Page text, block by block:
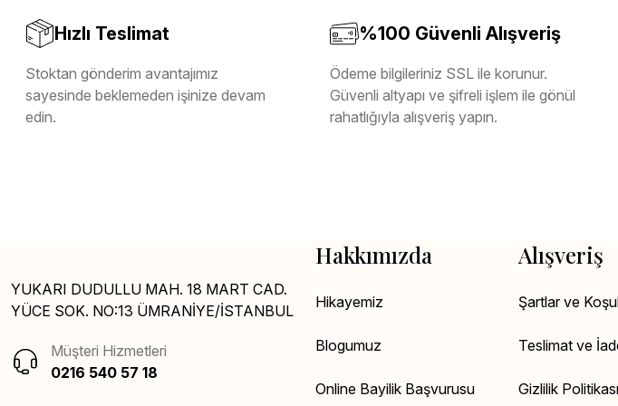
Hızlı Teslimat
Stoktan gönderim avantajımız
sayesinde beklemeden işinize devam
edin.
%100 Güvenli Alışveriş
Ödeme bilgileriniz SSL ile korunur.
Güvenli altyapı ve şifreli işlem ile gönül
rahatlığıyla alışveriş yapın.
YUKARI DUDULLU MAH. 18 MART CAD.
YÜCE SOK. NO:13 ÜMRANİYE/İSTANBUL
Müşteri Hizmetleri
0216 540 57 18
Hakkımızda
Hikayemiz
Blogumuz
Online Bayilik Başvurusu
Alışveriş
Şartlar ve
Teslimat ve
Gizlilik Politikası